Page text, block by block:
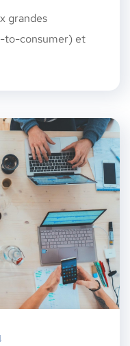
grandes
to-consumer) et